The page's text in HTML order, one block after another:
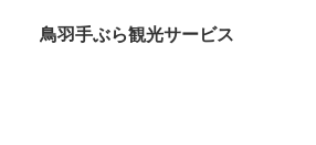
鳥羽手ぶら観光サービス